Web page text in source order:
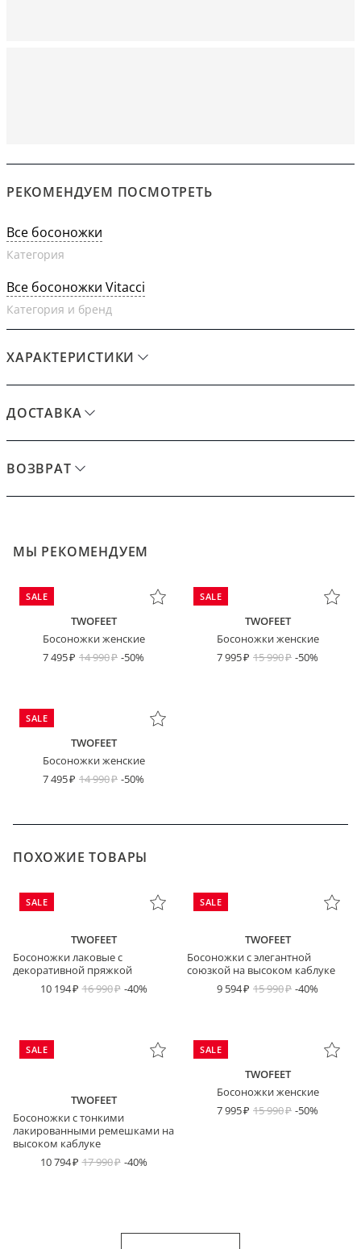
РЕКОМЕНДУЕМ ПОСМОТРЕТЬ
Все босоножки
Категория
Все босоножки Vitacci
Категория и бренд
ХАРАКТЕРИСТИКИ
ДОСТАВКА
ВОЗВРАТ
МЫ РЕКОМЕНДУЕМ
SALE
TWOFEET
Босоножки женские
7 495
14 990 -50%
SALE
TWOFEET
Босоножки женские
7 995
15 990 -50%
SALE
TWOFEET
Босоножки женские
7 495
14 990 -50%
ПОХОЖИЕ ТОВАРЫ
SALE
TWOFEET
Босоножки лаковые с
декоративной пряжкой
10 194
16 990 -40%
SALE
TWOFEET
Босоножки с элегантной
союзкой на высоком каблуке
9 594
15 990 -40%
SALE
TWOFEET
Босоножки с тонкими
лакированными ремешками на
высоком каблуке
10 794
17 990 -40%
SALE
TWOFEET
Босоножки женские
7 995
15 990 -50%